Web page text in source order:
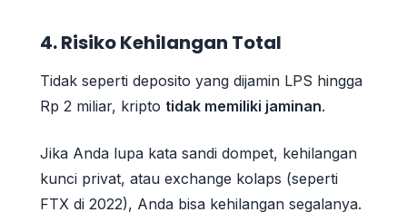
4. Risiko Kehilangan Total
Tidak seperti deposito yang dijamin LPS hingga
Rp 2 miliar, kripto tidak memiliki jaminan.
Jika Anda lupa kata sandi dompet, kehilangan
kunci privat, atau exchange kolaps (seperti
FTX di 2022), Anda bisa kehilangan segalanya.